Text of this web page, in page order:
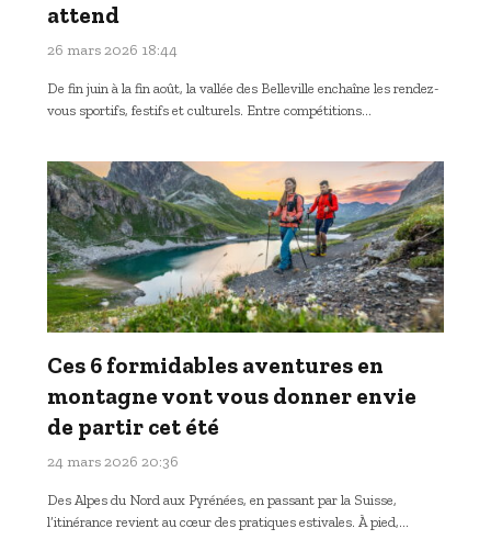
attend
26 mars 2026 18:44
De fin juin à la fin août, la vallée des Belleville enchaîne les rendez-
vous sportifs, festifs et culturels. Entre compétitions…
Ces 6 formidables aventures en
montagne vont vous donner envie
de partir cet été
24 mars 2026 20:36
Des Alpes du Nord aux Pyrénées, en passant par la Suisse,
l’itinérance revient au cœur des pratiques estivales. À pied,…